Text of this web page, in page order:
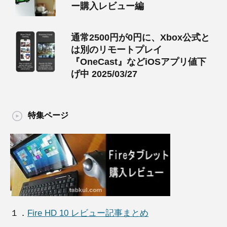
ー購入レビュー編
通常2500円が0円に、Xbox公式と
は別のリモートプレイ
『OneCast』などiOSアプリ値下
げ中 2025/03/27
特集ページ
１． Fire HD 10 レビュー記事まとめ